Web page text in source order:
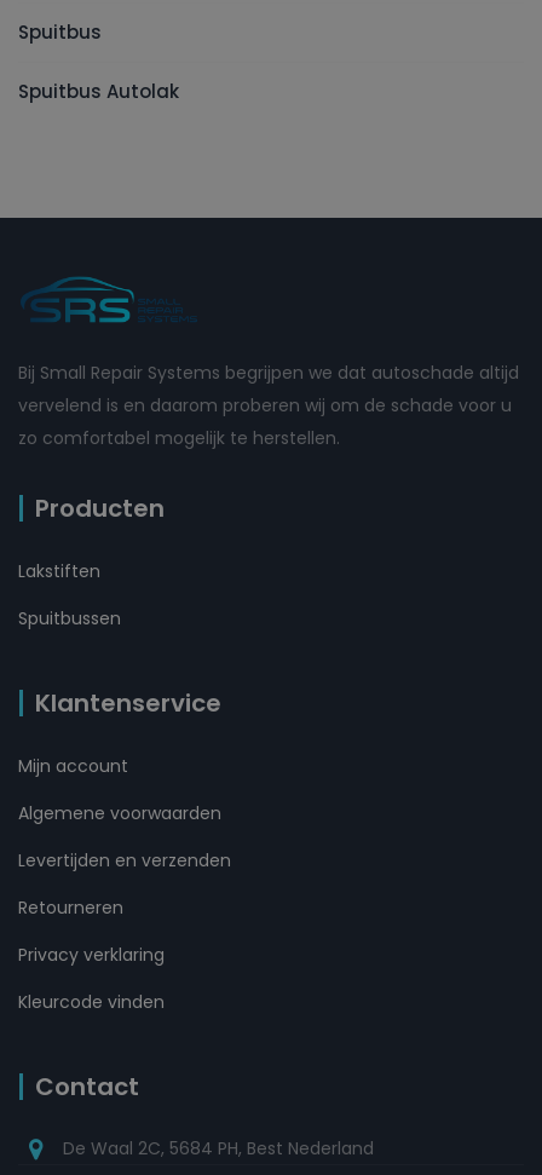
Spuitbus
Spuitbus Autolak
Bij Small Repair Systems begrijpen we dat autoschade altijd
vervelend is en daarom proberen wij om de schade voor u
zo comfortabel mogelijk te herstellen.
Producten
Lakstiften
Spuitbussen
Klantenservice
Mijn account
Algemene voorwaarden
Levertijden en verzenden
Retourneren
Privacy verklaring
Kleurcode vinden
Contact
De Waal 2C, 5684 PH, Best Nederland